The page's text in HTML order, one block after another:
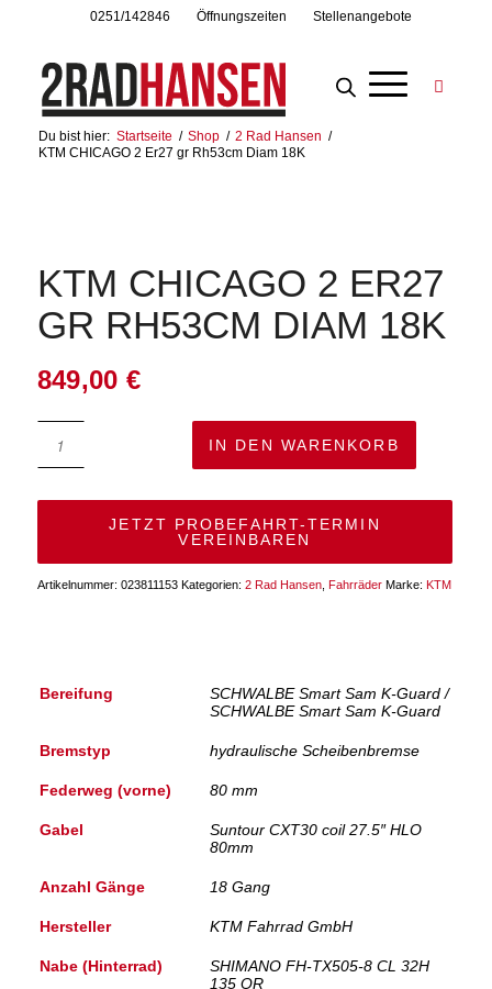
0251/142846 Öffnungszeiten Stellenangebote
Du bist hier: Startseite / Shop / 2 Rad Hansen /
KTM CHICAGO 2 Er27 gr Rh53cm Diam 18K
KTM CHICAGO 2 ER27
GR RH53CM DIAM 18K
849,00€
IN DEN WARENKORB
JETZT PROBEFAHRT-TERMIN
VEREINBAREN
Artikelnummer: 023811153 Kategorien: 2 Rad Hansen, Fahrräder Marke: KTM
Bereifung
SCHWALBE Smart Sam K-Guard /
SCHWALBE Smart Sam K-Guard
Bremstyp hydraulische Scheibenbremse
Federweg (vorne) 80 mm
Gabel
Suntour CXT30 coil 27.5″ HLO
80mm
Anzahl Gänge 18 Gang
Hersteller KTM Fahrrad GmbH
Nabe (Hinterrad)
SHIMANO FH-TX505-8 CL 32H
135 QR